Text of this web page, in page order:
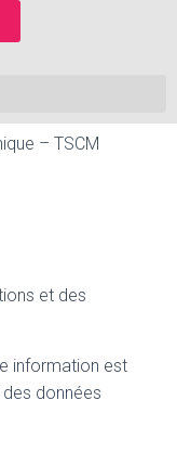
– TSCM
et des
information est
données